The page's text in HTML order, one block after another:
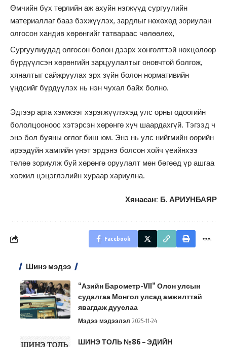
Өмчийн бүх төрлийн аж ахуйн нэгжүүд сургуулийн
материаллаг бааз бэхжүүлэх, зардлыг нөхөхөд зориулан
олгосон хандив хөрөнгийг татвараас чөлөөлөх,
Сургуулиудад олгосон болон дээрх хөнгөлттэй нөхцөлөөр
бүрдүүлсэн хөрөнгийн зарцуулалтыг оновчтой болгож,
хяналтыг сайжруулах эрх зүйн болон нормативийн
үндсийг бүрдүүлэх нь нэн чухал байх болно.
Эдгээр арга хэмжээг хэрэгжүүлэхэд улс орны одоогийн
бололцооноос хэтэрсэн хөрөнгө хүч шаардахгүй. Тэгээд ч
энэ бол буяны өглөг биш юм. Энэ нь улс нийгмийн өөрийн
ирээдүйн хамгийн үнэт эрдэнэ болсон хойч үеийнхээ
төлөө зориулж буй хөрөнгө оруулалт мөн бөгөөд үр ашгаа
хөгжил цэцэглэлийн хураар хариулна.
Хянасан: Б. АРИУНБАЯР
Facebook
Шинэ мэдээ
“Азийн Барометр-VII” Олон улсын
судалгаа Монгол улсад амжилттай
явагдаж дууслаа
Мэдээ мэдээлэл 2025-11-24
ШИНЭ ТОЛЬ №86 – ЭДИЙН